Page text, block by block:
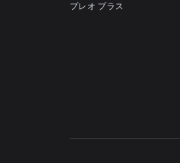
プレオ プラス